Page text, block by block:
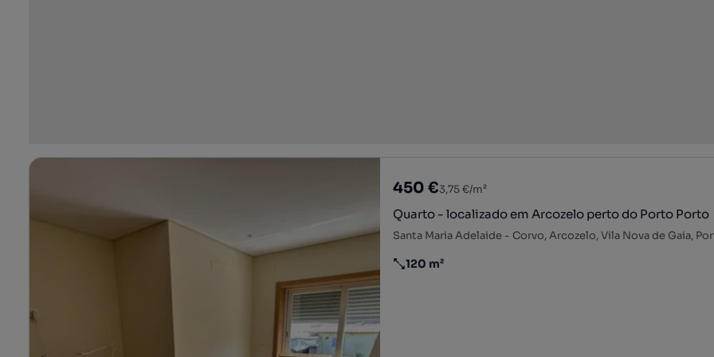
450 €3,75 €/m²
Quarto - localizado em Arcozelo perto do Porto Porto
Santa Maria Adelaide - Corvo, Arcozelo, Vila Nova de Gaia,
Preço por metro quadrado
120 m²